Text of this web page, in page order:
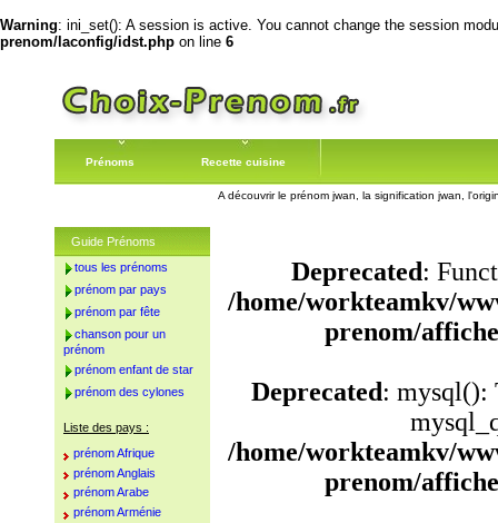
Warning: ini_set(): A session is active. You cannot change the session
prenom/laconfig/idst.php on line 6
Prénoms Recette cuisine
A découvrir le prénom jwan, la signification jwan,
Deprecated:
/home/workteamkv/
prenom/
Deprecated: mysql():
/home/workteamkv/
prenom/
Guide Prénoms
tous les prénoms
prénom par pays
prénom par fête
chanson pour un
prénom
prénom enfant de star
prénom des cylones
Liste des pays :
prénom Afrique
prénom Anglais
prénom Arabe
prénom Arménie